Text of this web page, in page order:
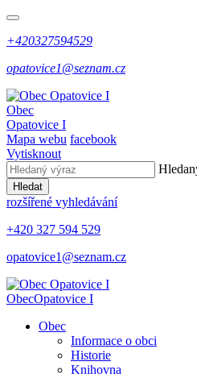
+420327594529
opatovice1@seznam.cz
Obec
Opatovice I
Mapa webu facebook
Vytisknout
Hledat
rozšířené vyhledávání
+420 327 594 529
opatovice1@seznam.cz
ObecOpatovice I
Obec
Informace o obci
Historie
Knihovna